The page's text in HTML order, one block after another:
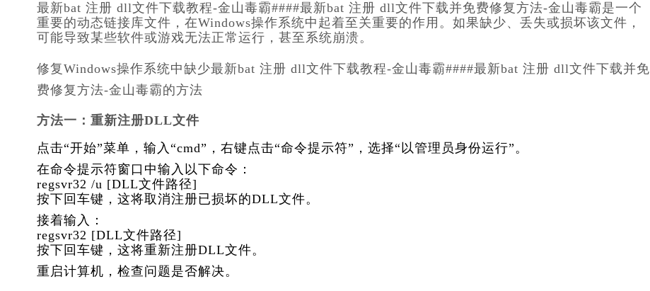
最新bat 注册 dll文件下载教程-金山毒霸####最新bat 注册 dll文件下载并免费修复方法-金山毒霸是一个
重要的动态链接库文件，在Windows操作系统中起着至关重要的作用。如果缺少、丢失或损坏该文件，
可能导致某些软件或游戏无法正常运行，甚至系统崩溃。
修复Windows操作系统中缺少最新bat 注册 dll文件下载教程-金山毒霸####最新bat 注册 dll文件下载并免
费修复方法-金山毒霸的方法
方法一：重新注册DLL文件
点击“开始”菜单，输入“cmd”，右键点击“命令提示符”，选择“以管理员身份运行”。
在命令提示符窗口中输入以下命令：
regsvr32 /u [DLL文件路径]
按下回车键，这将取消注册已损坏的DLL文件。
接着输入：
regsvr32 [DLL文件路径]
按下回车键，这将重新注册DLL文件。
重启计算机，检查问题是否解决。